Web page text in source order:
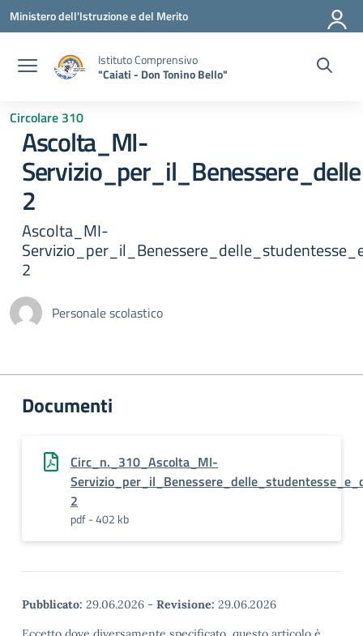
Vai ai contenuti
Vai al menu di navigazione
Vai al footer
Ministero dell'Istruzione e del Merito
Istituto Comprensivo
"Caiati - Don Tonino Bello"
Circolare 310
Ascolta_MI-
2
Ascolta_MI-
2
Personale scolastico
Documenti
Circ_n._310_Ascolta_MI-
2
pdf - 402 kb
Pubblicato: 29.06.2026 - Revisione: 29.06.2026